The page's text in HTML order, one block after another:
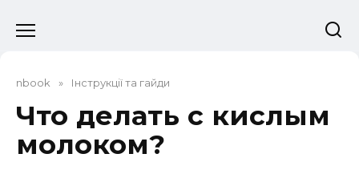
до
nbook » Інструкції та гайди
Что делать с кислым
молоком?